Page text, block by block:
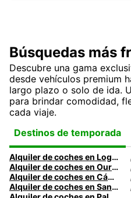
Búsquedas más
Descubre una gama
desde vehículos premium
largo plazo o solo de ida.
para brindar comodidad,
cada viaje.
Destinos de temporada
Alquiler de coches en Logroño
Alquiler de coches en Ourense
Alquiler de coches en Cádiz
Alquiler de coches en Santander